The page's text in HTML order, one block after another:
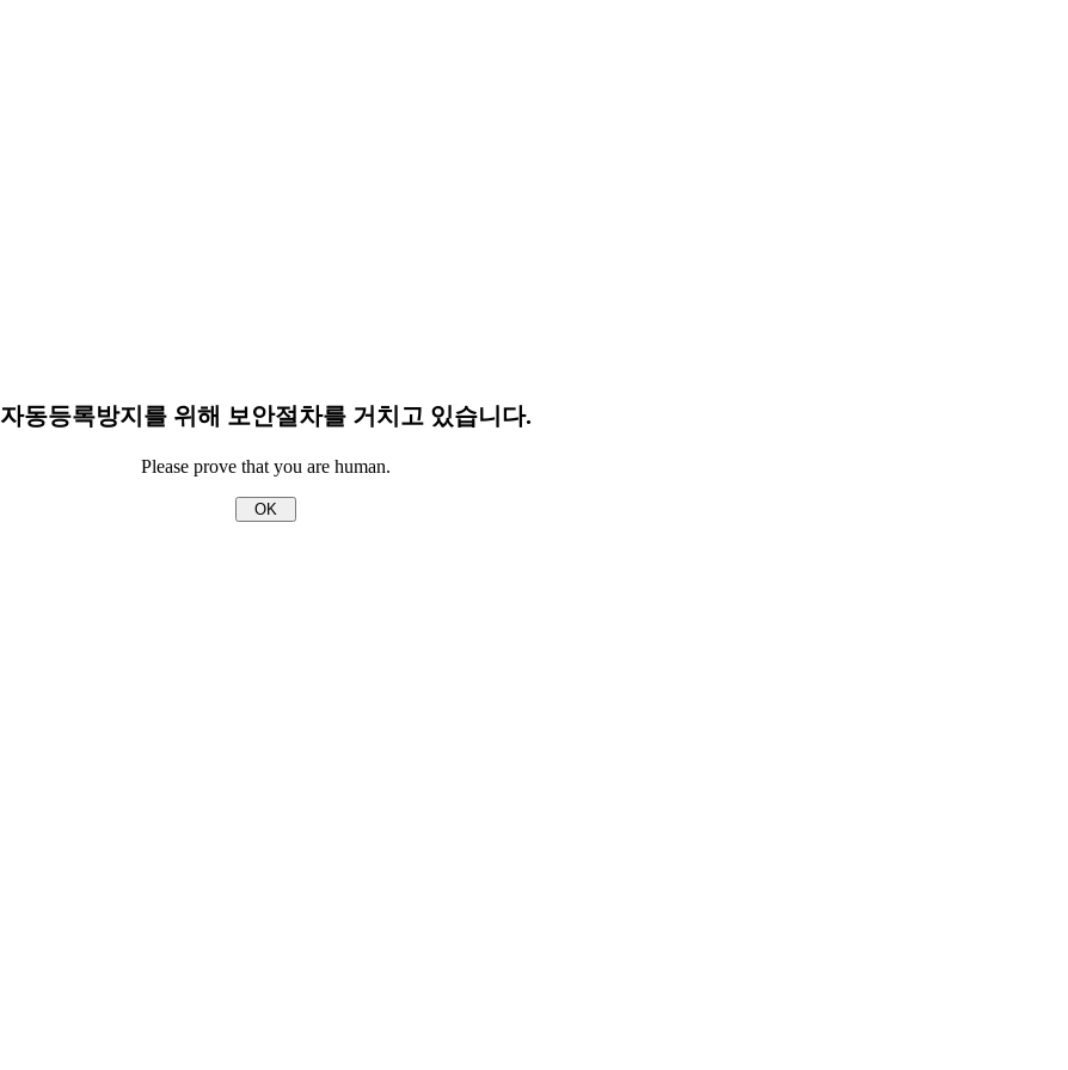
자동등록방지를 위해 보안절차를 거치고 있습니다.
Please prove that you are human.